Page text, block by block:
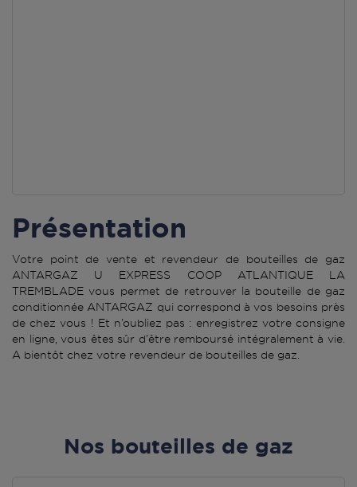
Présentation
Votre point de vente et revendeur de bouteilles de gaz
ANTARGAZ U EXPRESS COOP ATLANTIQUE LA
TREMBLADE vous permet de retrouver la bouteille de gaz
conditionnée ANTARGAZ qui correspond à vos besoins près
de chez vous ! Et n’oubliez pas : enregistrez votre consigne
en ligne, vous êtes sûr d’être remboursé intégralement à vie.
A bientôt chez votre revendeur de bouteilles de gaz.
Nos bouteilles de gaz